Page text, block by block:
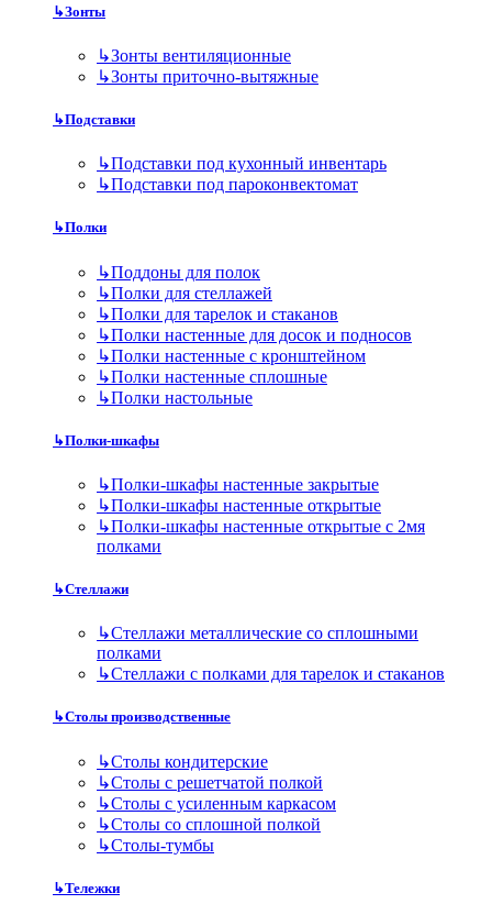
↳Зонты
↳Зонты вентиляционные
↳Зонты приточно-вытяжные
↳Подставки
↳Подставки под кухонный инвентарь
↳Подставки под пароконвектомат
↳Полки
↳Поддоны для полок
↳Полки для стеллажей
↳Полки для тарелок и стаканов
↳Полки настенные для досок и подносов
↳Полки настенные с кронштейном
↳Полки настенные сплошные
↳Полки настольные
↳Полки-шкафы
↳Полки-шкафы настенные закрытые
↳Полки-шкафы настенные открытые
↳Полки-шкафы настенные открытые с 2мя
полками
↳Стеллажи
↳Стеллажи металлические со сплошными
полками
↳Стеллажи с полками для тарелок и стаканов
↳Столы производственные
↳Столы кондитерские
↳Столы с решетчатой полкой
↳Столы с усиленным каркасом
↳Столы со сплошной полкой
↳Столы-тумбы
↳Тележки